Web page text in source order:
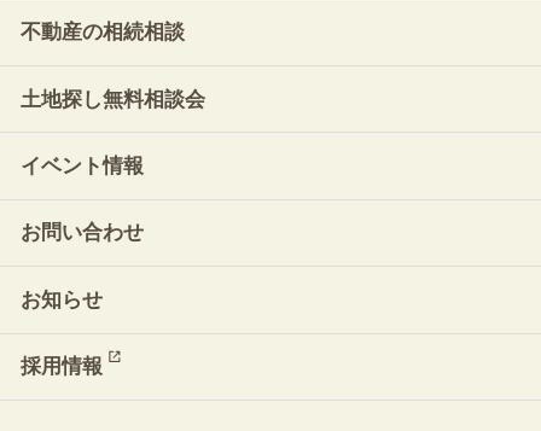
不動産の相続相談
土地探し無料相談会
イベント情報
お問い合わせ
お知らせ
採用情報